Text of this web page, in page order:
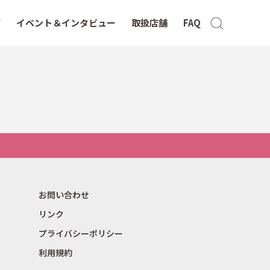
イベント＆インタビュー 取扱店舗 FAQ
お問い合わせ
リンク
プライバシーポリシー
利用規約